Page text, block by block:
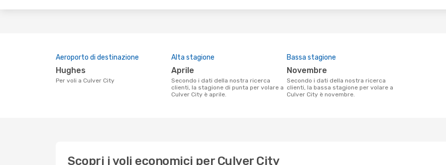
Aeroporto di destinazione
Hughes
Per voli a Culver City
Alta stagione
aprile
Secondo i dati della nostra ricerca
clienti, la stagione di punta per volare a
Culver City è aprile.
Bassa stagione
novembre
Secondo i dati della nostra ricerca
clienti, la bassa stagione per volare a
Culver City è novembre.
Scopri i voli economici per Culver City